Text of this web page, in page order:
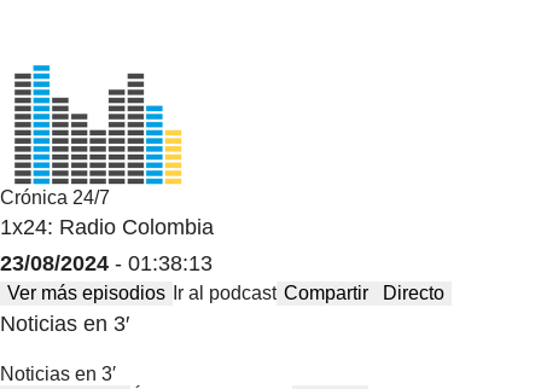
Crónica 24/7
1x24: Radio Colombia
23/08/2024 - 01:38:13
Ver más episodios Ir al podcast Compartir Directo
Noticias en 3′
Noticias en 3′